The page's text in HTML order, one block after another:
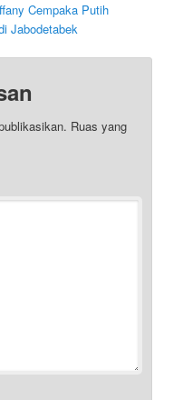
Cempaka Putih
Jabodetabek
Ruas yang